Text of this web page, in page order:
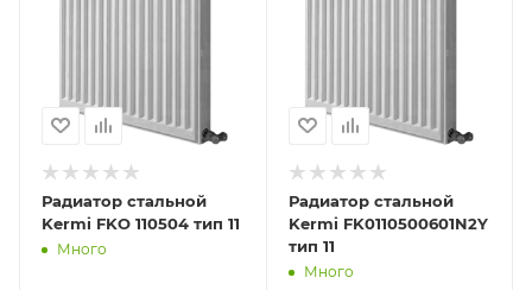
Радиатор стальной
Kermi FKO 110504 тип 11
Много
Радиатор стальной
Kermi FK0110500601N2Y
тип 11
Много